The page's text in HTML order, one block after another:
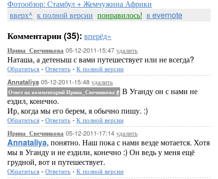
Фотообзор: Стамбул + Жемчужина Африки
вверх^ к полной версии понравилось! в evernote
Комментарии (35): вперёд»
Ирина_Свечникова 05-12-2011-15:47 удалить
Наташа, а детеныш с вами путешествует или не всегда?
Обратиться - Ответить - К полной версии
Annataliya 05-12-2011-15:48 удалить
Ответ на комментарий Ирина_Свечникова # В Уганду он с нами не
ездил, конечно.
Ир, когда мы его берем, я обычно пишу. :)
Обратиться - Ответить - К полной версии
Ирина_Свечникова 05-12-2011-17:14 удалить
Annataliya, понятно. Наш пока с нами везде мотается. Хотя
мы в Уганду и не ездили, конечно :) Он ведь у меня ещё
грудной, вот и путешествует.
Обратиться - Ответить - К полной версии